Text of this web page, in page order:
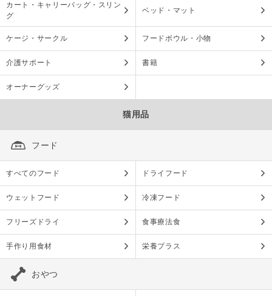
カート・キャリーバッグ・スリン
グ
ベッド・マット
ケージ・サークル フードボウル・小物
介護サポート 書籍
オーナーグッズ
猫用品
フード
すべてのフード ドライフード
ウェットフード 冷凍フード
フリーズドライ 食事療法食
手作り用食材 栄養プラス
おやつ